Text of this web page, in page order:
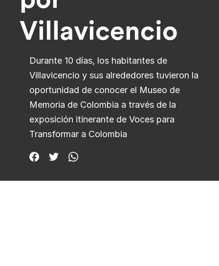
Villavicencio
Durante 10 días, los habitantes de
Villavicencio y sus alrededores tuvieron la
oportunidad de conocer el Museo de
Memoria de Colombia a través de la
exposición itinerante de Voces para
Transformar a Colombia